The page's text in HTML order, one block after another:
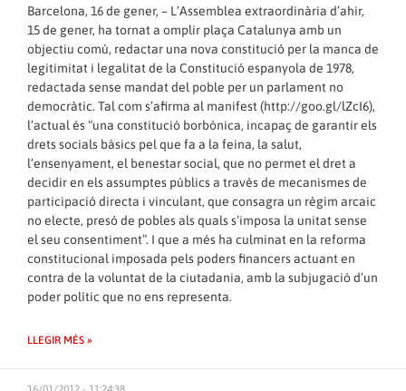
Barcelona, 16 de gener, – L’Assemblea extraordinària d’ahir,
15 de gener, ha tornat a omplir plaça Catalunya amb un
objectiu comú, redactar una nova constitució per la manca de
legitimitat i legalitat de la Constitució espanyola de 1978,
redactada sense mandat del poble per un parlament no
democràtic. Tal com s’afirma al manifest (http://goo.gl/lZcI6),
l’actual és “una constitució borbònica, incapaç de garantir els
drets socials bàsics pel que fa a la feina, la salut,
l’ensenyament, el benestar social, que no permet el dret a
decidir en els assumptes públics a través de mecanismes de
participació directa i vinculant, que consagra un règim arcaic
no electe, presó de pobles als quals s’imposa la unitat sense
el seu consentiment”. I que a més ha culminat en la reforma
constitucional imposada pels poders financers actuant en
contra de la voluntat de la ciutadania, amb la subjugació d’un
poder polític que no ens representa.
LLEGIR MÉS »